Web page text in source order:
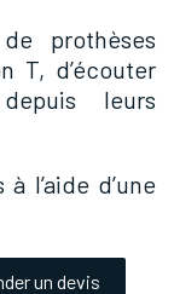
prothèses
T, d’écouter
leurs
l’aide d’une
un devis